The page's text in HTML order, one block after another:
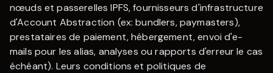
nœuds et passerelles IPFS, fournisseurs d'infrastructure
d'Account Abstraction (ex: bundlers, paymasters),
prestataires de paiement, hébergement, envoi d'e-
mails pour les alias, analyses ou rapports d'erreur le cas
échéant). Leurs conditions et politiques de